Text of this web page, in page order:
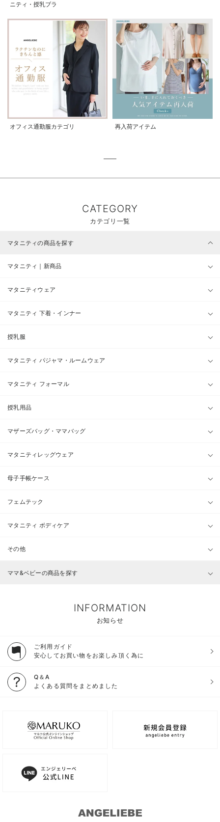
ニティ・授乳ブラ
オフィス通勤服カテゴリ 再入荷アイテム
CATEGORY
カテゴリ一覧
マタニティの商品を探す
マタニティ｜新商品
マタニティウェア
マタニティ 下着・インナー
授乳服
マタニティ パジャマ・ルームウェア
マタニティ フォーマル
授乳用品
マザーズバッグ・ママバッグ
マタニティレッグウェア
母子手帳ケース
フェムテック
マタニティ ボディケア
その他
ママ&ベビーの商品を探す
INFORMATION
お知らせ
ご利用ガイド
安心してお買い物をお楽しみ頂く為に
Q＆A
よくある質問をまとめました